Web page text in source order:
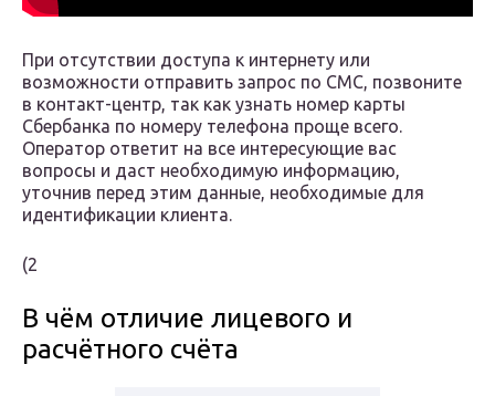
При отсутствии доступа к интернету или
возможности отправить запрос по СМС, позвоните
в контакт-центр, так как узнать номер карты
Сбербанка по номеру телефона проще всего.
Оператор ответит на все интересующие вас
вопросы и даст необходимую информацию,
уточнив перед этим данные, необходимые для
идентификации клиента.
(2
В чём отличие лицевого и
расчётного счёта